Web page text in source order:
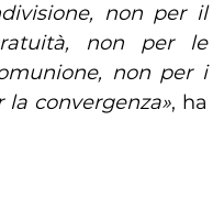
non per il
non per le
non per i
convergenza», ha